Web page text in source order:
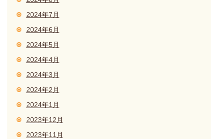
2024年7月
2024年6月
2024年5月
2024年4月
2024年3月
2024年2月
2024年1月
2023年12月
2023年11月